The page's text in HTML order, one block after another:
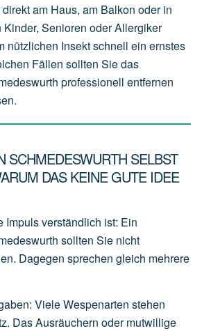
am Haus, am Balkon oder in
Senioren oder Allergiker
nützlichen Insekt schnell ein ernstes
Fällen sollten Sie das
professionell entfernen
SCHMEDESWURTH SELBST
DAS KEINE GUTE IDEE
Impuls verständlich ist: Ein
sollten Sie nicht
Dagegen sprechen gleich mehrere
: VieleWespenarten stehen
DasAusräuchern oder mutwillige